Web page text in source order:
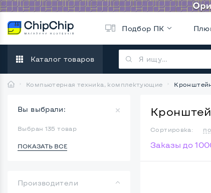
Подбор ПК
Каталог товаров
Компьютерная техника, комплектующие
Вы выбрали:
Выбран 135 товар
ПОКАЗАТЬ ВСЕ
Производители
Сортировка:
Заказы до